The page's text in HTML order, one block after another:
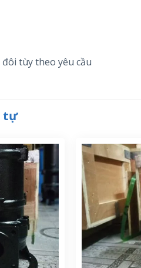
tùy theo yêu cầu
tự